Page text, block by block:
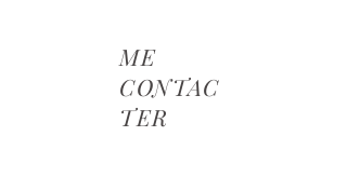
ME
CONTAC
TER